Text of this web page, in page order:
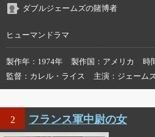
ダブルジェームズの賭博者
ヒューマンドラマ
製作年 1974年 製作国 アメリカ 時
監督
カレル・ライス 主演 ジェーム
2 フランス軍中尉の女